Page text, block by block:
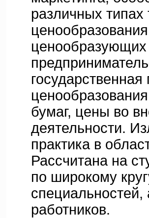
различных
ценообразующих
бумаг, цены во
деятельности.
практика в
Рассчитана на
по широкому
специальностей,
работников.